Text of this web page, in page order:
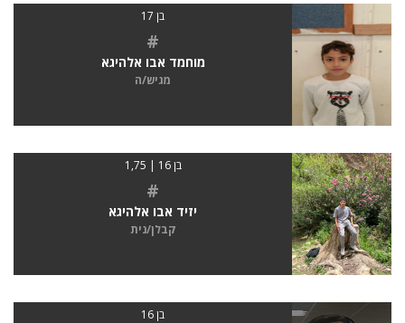
בן 17
#
מוחמד אבו אלהיגא
מגיש/ה
בן 16 | 1,75
#
יזיד אבו אלהיגא
קבלן/נית
בן 16